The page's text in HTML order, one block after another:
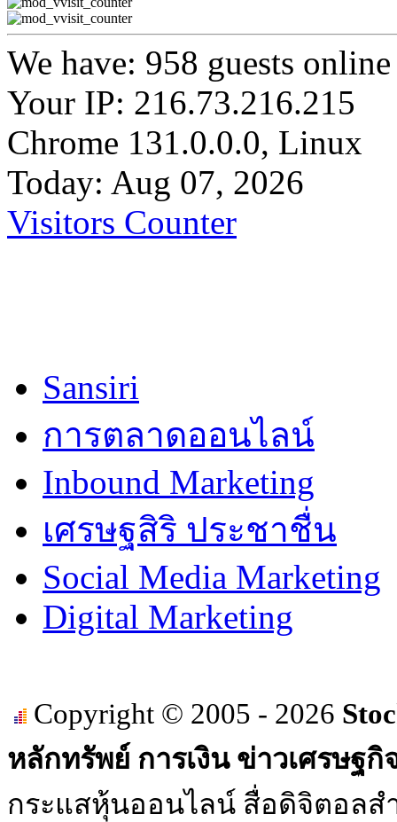
We have: 958 guests online
Your IP: 216.73.216.215
Chrome 131.0.0.0, Linux
Today: Aug 07, 2026
Visitors Counter
Sansiri
การตลาดออนไลน์
Inbound Marketing
เศรษฐสิริ ประชาชื่น
Social Media Marketing
Digital Marketing
Copyright © 2005 - 2026
หลักทรัพย์ การเงิน ข่าวเศรษฐกิ
กระแสหุ้นออนไลน์ สื่อดิจิตอล